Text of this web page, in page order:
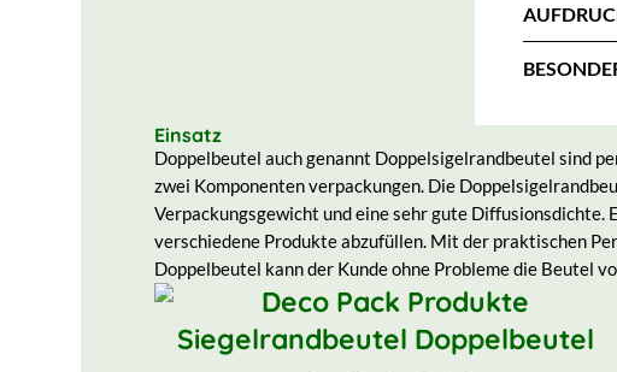
Einsatz
Doppelbeutel auch genannt Doppelsigelrandbeutel sind
zwei Komponenten verpackungen. Die
Verpackungsgewicht und eine sehr gute Diffusionsdichte.
verschiedene Produkte abzufüllen. Mit der praktischen
Doppelbeutel kann der Kunde ohne Probleme die Beutel